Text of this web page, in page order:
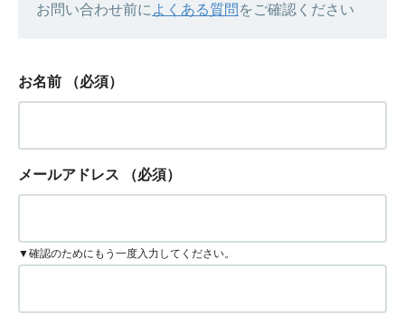
お問い合わせ前に よくある質問 をご確認ください
お名前 （必須）
メールアドレス （必須）
▼確認のためにもう一度入力してください。